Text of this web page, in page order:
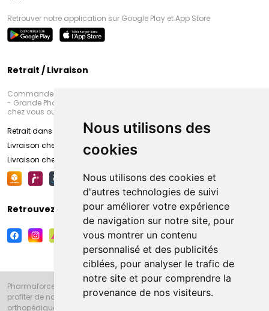
Nous utilisons des
cookies
Nous utilisons des cookies et
d'autres technologies de suivi
pour améliorer votre expérience
de navigation sur notre site, pour
vous montrer un contenu
personnalisé et des publicités
ciblées, pour analyser le trafic de
notre site et pour comprendre la
provenance de nos visiteurs.
Retrouver notre application sur Google Play et App Store
Retrait / Livraison
Commandez en ligne et venez chercher votre commande à Amiens
- Grande Pharmacie d’Amiens (Fachon) ou recevez-là rapidement
chez vous ou en point retrait
Retrait dans la pharmacie d’Amiens
Livraison chez vous
Livraison chez votre commerçant
Retrouvez-nous sur vos réseaux sociaux
Pharmaforce.fr et la Grande Pharmacie d’Amiens vous souhaitent de
profiter de notre accueil, de nos conseils pharmaceutiques,
orthopédiques, homéopathiques, parapharmaceutiques, beauté et